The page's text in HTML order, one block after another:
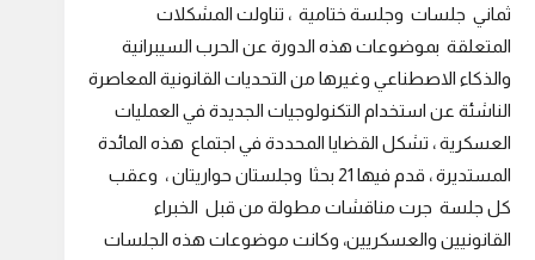
ثماني جلسات وجلسة ختامية ، تناولت المشكلات
المتعلقة بموضوعات هذه الدورة عن الحرب السيبرانية
والذكاء الاصطناعي وغيرها من التحديات القانونية المعاصرة
الناشئة عن استخدام التكنولوجيات الجديدة في العمليات
العسكرية ، تشكل القضايا المحددة في اجتماع هذه المائدة
المستديرة ، قدم فيها 21 بحثا وجلستان حواريتان ، وعقب
كل جلسة جرت مناقشات مطولة من قبل الخبراء
القانونيين والعسكريين، وكانت موضوعات هذه الجلسات